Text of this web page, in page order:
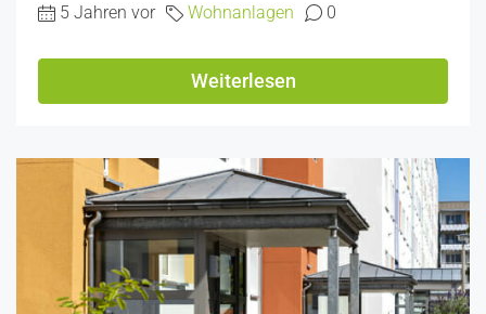
5 Jahren vor Wohnanlagen 0
Weiterlesen